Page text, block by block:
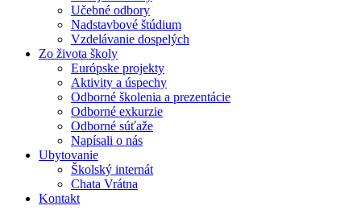
Učebné odbory
Nadstavbové štúdium
Vzdelávanie dospelých
Zo života školy
Európske projekty
Aktivity a úspechy
Odborné školenia a prezentácie
Odborné exkurzie
Odborné súťaže
Napísali o nás
Ubytovanie
Školský internát
Chata Vrátna
Kontakt